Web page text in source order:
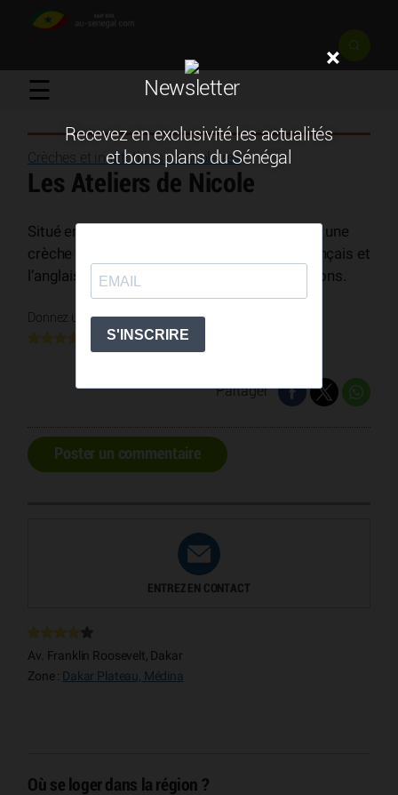
☰
Crèches et institutions préscolaires/
Les Ateliers de Nicole
Situé en centre ville, les Ateliers de Nicole est une
crèche et maternelle avec un programme français et
l’anglais pour les moyennes et grandes sections.
Donnez une note
7 votes
Partager
Poster un commentaire
ENTREZ EN CONTACT
Av. Franklin Roosevelt, Dakar
Zone : Dakar Plateau, Médina
Où se loger dans la région ?
×
Newsletter
Recevez en exclusivité les actualités
et bons plans du Sénégal